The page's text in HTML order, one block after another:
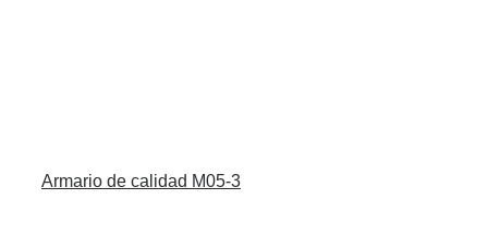
Armario de calidad M05-3